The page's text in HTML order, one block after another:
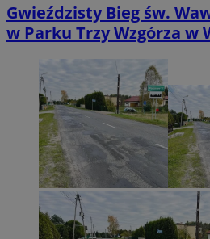
Gwieździsty Bieg św.
w Parku Trzy Wzgórza w